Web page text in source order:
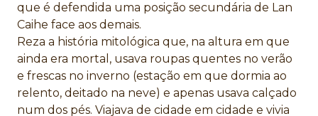
que é defendida uma posição secundária de Lan
Caihe face aos demais.
Reza a história mitológica que, na altura em que
ainda era mortal, usava roupas quentes no verão
e frescas no inverno (estação em que dormia ao
relento, deitado na neve) e apenas usava calçado
num dos pés. Viajava de cidade em cidade e vivia